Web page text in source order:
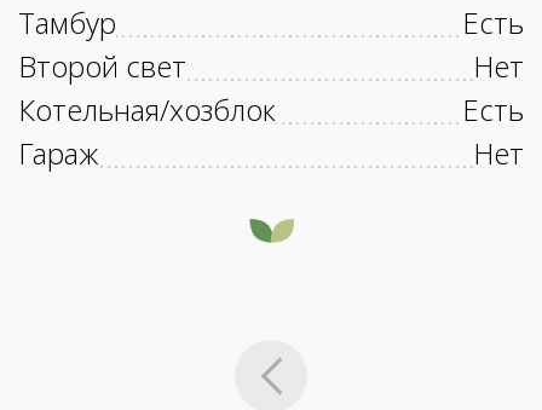
Тамбур
Есть
Второй свет
Нет
Котельная/хозблок
Есть
Гараж
Нет